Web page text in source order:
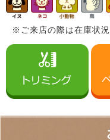
※ご来店の際は在庫状況